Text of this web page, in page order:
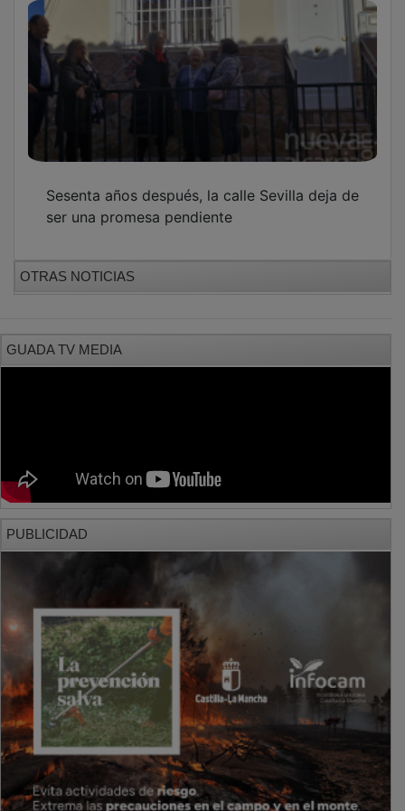
Sesenta años después, la calle Sevilla deja de
ser una promesa pendiente
OTRAS NOTICIAS
GUADA TV MEDIA
PUBLICIDAD